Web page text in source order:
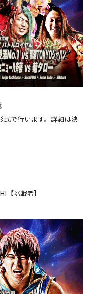
で行います。詳細は決
【挑戦者】